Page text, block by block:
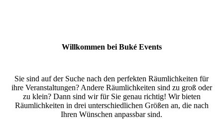
Willkommen bei Buké Events
Sie sind auf der Suche nach den perfekten Räumlichkeiten für
ihre Veranstaltungen? Andere Räumlichkeiten sind zu groß oder
zu klein? Dann sind wir für Sie genau richtig! Wir bieten
Räumlichkeiten in drei unterschiedlichen Größen an, die nach
Ihren Wünschen anpassbar sind.